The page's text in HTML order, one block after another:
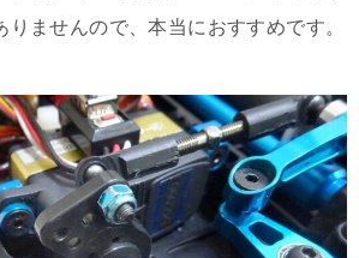
ませんので、本当におすすめです。